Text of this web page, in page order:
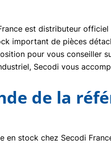
est distributeur
important de pièces
pour vous conseiller
Secodi vous
de la
en stock chez Secodi